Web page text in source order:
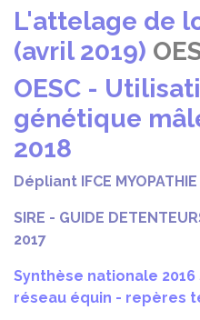
L'attelage de
(avril 2019)
OESC -
génétique
2018
Dépliant IFCE MYOPATHIE
SIRE - GUIDE
2017
Synthèse nationale
réseau équin - repères